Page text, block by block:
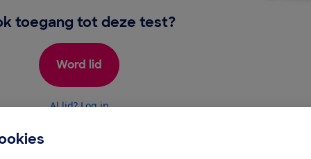
toegang tot deze test?
Word lid
Al lid? Log in